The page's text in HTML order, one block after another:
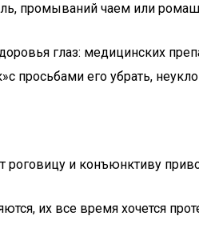
промываний чаем или
глаз: медицинских
просьбами его убрать,
и конъюнктиву
их все время хочется